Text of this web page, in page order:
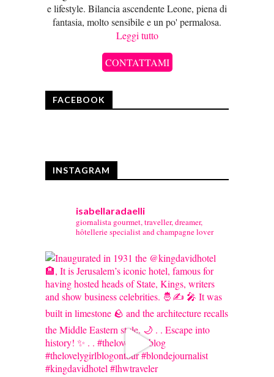
e lifestyle. Bilancia ascendente Leone, piena di
fantasia, molto sensibile e un po' permalosa.
Leggi tutto
CONTATTAMI
FACEBOOK
INSTAGRAM
isabellaradaelli
giornalista gourmet, traveller, dreamer,
hôtellerie specialist and champagne lover